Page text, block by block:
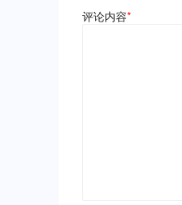
评论内容*